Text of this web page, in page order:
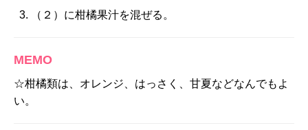
（２）に柑橘果汁を混ぜる。
MEMO
☆柑橘類は、オレンジ、はっさく、甘夏などなんでもよ
い。